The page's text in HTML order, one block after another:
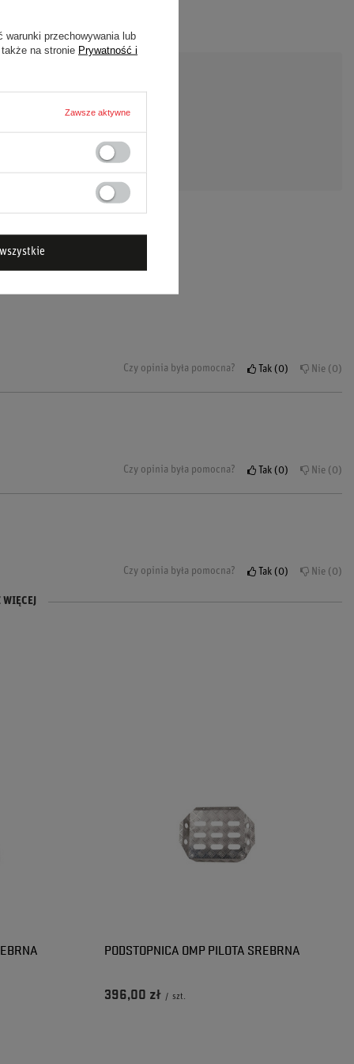
SREBRNE
Czy opinia była pomocna? Tak 0 Nie 0
Czy opinia była pomocna? Tak 0 Nie 0
Czy opinia była pomocna? Tak 0 Nie 0
PODSTOPNICA OMP PILOTA SREBRNA
396,00 zł / szt.
warunki przechowywania lub
na stronie Prywatność i
Zawsze aktywne